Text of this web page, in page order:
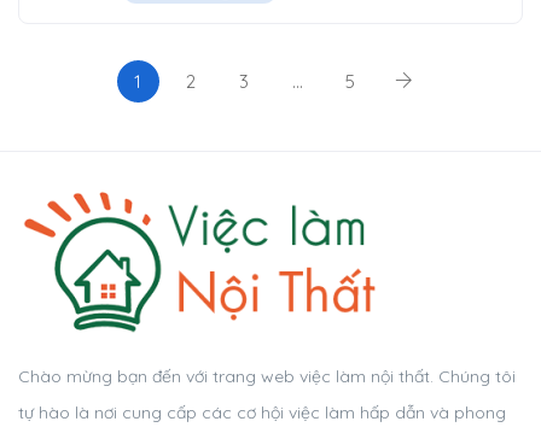
1 2 3 … 5
Chào mừng bạn đến với trang web việc làm nội thất. Chúng tôi
tự hào là nơi cung cấp các cơ hội việc làm hấp dẫn và phong